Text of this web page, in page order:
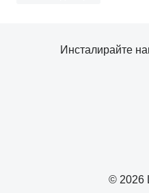
© 2026
Инсталирайте